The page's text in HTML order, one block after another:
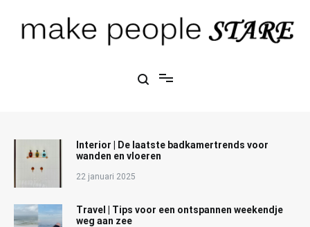
Interior | De laatste badkamertrends voor
wanden en vloeren
22 januari 2025
Travel | Tips voor een ontspannen weekendje
weg aan zee